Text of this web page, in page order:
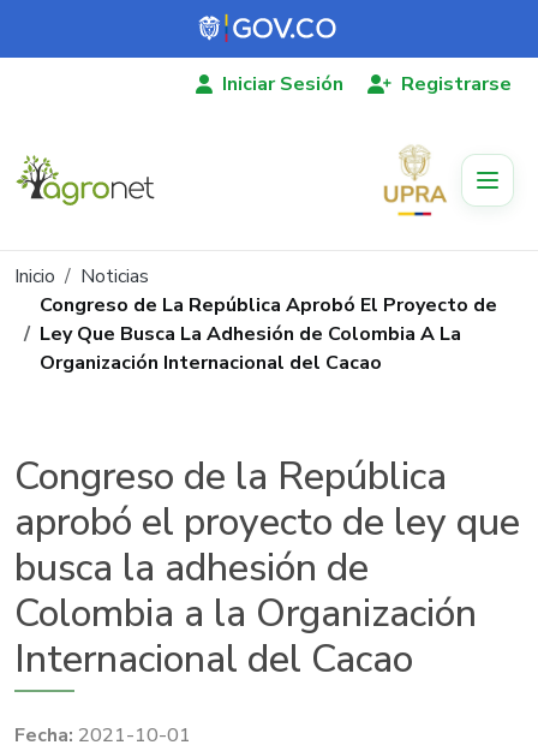
Pasar al contenido principal
Iniciar Sesión Registrarse
Ruta de navegación
Inicio
Noticias
Congreso de La República Aprobó El Proyecto de
Ley Que Busca La Adhesión de Colombia A La
Organización Internacional del Cacao
Congreso de la República
aprobó el proyecto de ley que
busca la adhesión de
Colombia a la Organización
Internacional del Cacao
2021-10-01